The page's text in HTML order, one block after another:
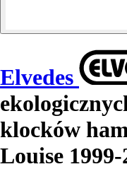
Elvedes
klocków
Louise